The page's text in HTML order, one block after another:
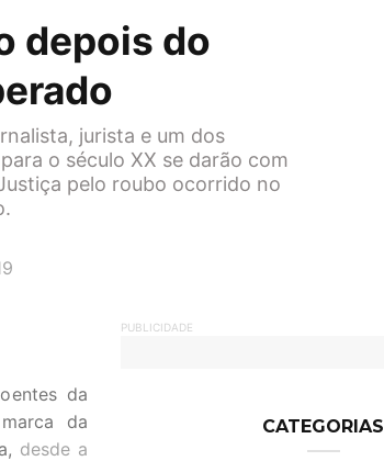
depois do
jurista e um dos
o século XX se darão com
pelo roubo ocorrido no
da
da
desde a
PUBLICIDADE
CATEGORIAS